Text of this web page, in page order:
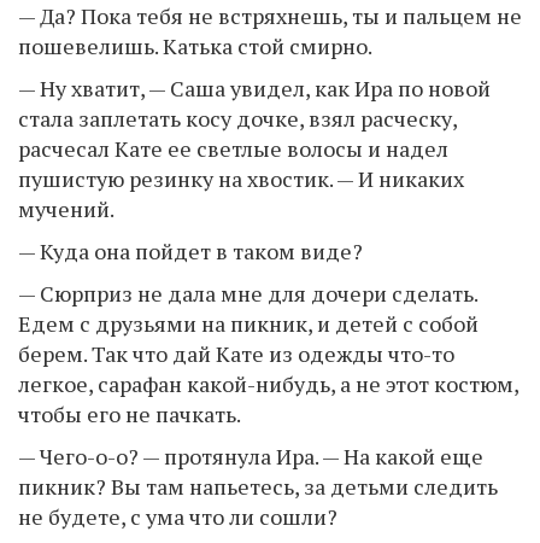
— Да? Пока тебя не встряхнешь, ты и пальцем не
пошевелишь. Катька стой смирно.
— Ну хватит, — Саша увидел, как Ира по новой
стала заплетать косу дочке, взял расческу,
расчесал Кате ее светлые волосы и надел
пушистую резинку на хвостик. — И никаких
мучений.
— Куда она пойдет в таком виде?
— Сюрприз не дала мне для дочери сделать.
Едем с друзьями на пикник, и детей с собой
берем. Так что дай Кате из одежды что-то
легкое, сарафан какой-нибудь, а не этот костюм,
чтобы его не пачкать.
— Чего-о-о? — протянула Ира. — На какой еще
пикник? Вы там напьетесь, за детьми следить
не будете, с ума что ли сошли?